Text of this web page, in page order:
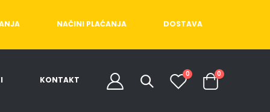
NAČINI PLAĆANJA DOSTAVA
KONTAKT
0 0